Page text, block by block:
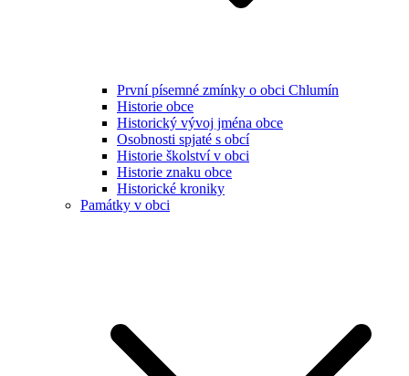
První písemné zmínky o obci Chlumín
Historie obce
Historický vývoj jména obce
Osobnosti spjaté s obcí
Historie školství v obci
Historie znaku obce
Historické kroniky
Památky v obci